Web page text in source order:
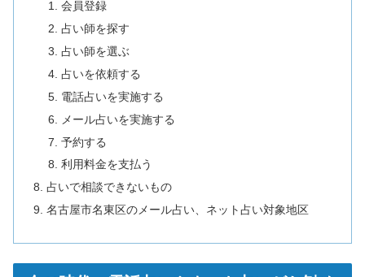
会員登録
占い師を探す
占い師を選ぶ
占いを依頼する
電話占いを実施する
メール占いを実施する
予約する
利用料金を支払う
占いで相談できないもの
名古屋市名東区のメール占い、ネット占い対象地区